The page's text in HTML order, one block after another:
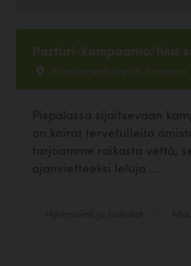
Parturi-kampaamo/hius
Pispalanvaltatie 56, Tampere
Pispalassa sijaitsevaan
on koirat tervetulleita
tarjoamme raikasta vettä,
ajanvietteeksi leluja ...